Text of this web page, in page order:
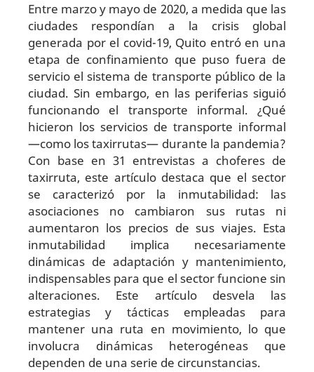
Entre marzo y mayo de 2020, a medida que las
ciudades respondían a la crisis global
generada por el covid-19, Quito entró en una
etapa de confinamiento que puso fuera de
servicio el sistema de transporte público de la
ciudad. Sin embargo, en las periferias siguió
funcionando el transporte informal. ¿Qué
hicieron los servicios de transporte informal
—como los taxirrutas— durante la pandemia?
Con base en 31 entrevistas a choferes de
taxirruta, este artículo destaca que el sector
se caracterizó por la inmutabilidad: las
asociaciones no cambiaron sus rutas ni
aumentaron los precios de sus viajes. Esta
inmutabilidad implica necesariamente
dinámicas de adaptación y mantenimiento,
indispensables para que el sector funcione sin
alteraciones. Este artículo desvela las
estrategias y tácticas empleadas para
mantener una ruta en movimiento, lo que
involucra dinámicas heterogéneas que
dependen de una serie de circunstancias.